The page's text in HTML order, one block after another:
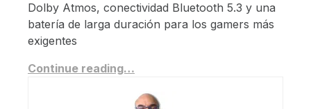
Dolby Atmos, conectividad Bluetooth 5.3 y una
batería de larga duración para los gamers más
exigentes
Continue reading…